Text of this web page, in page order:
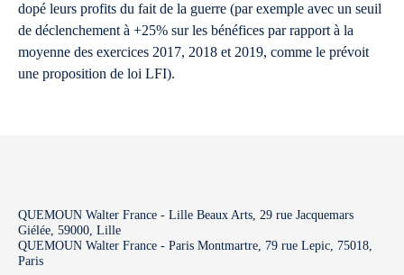
dopé leurs profits du fait de la guerre (par exemple avec un seuil
de déclenchement à +25% sur les bénéfices par rapport à la
moyenne des exercices 2017, 2018 et 2019, comme le prévoit
une proposition de loi LFI).
QUEMOUN Walter France - Lille Beaux Arts, 29 rue Jacquemars
Giélée, 59000, Lille
QUEMOUN Walter France - Paris Montmartre, 79 rue Lepic, 75018,
Paris